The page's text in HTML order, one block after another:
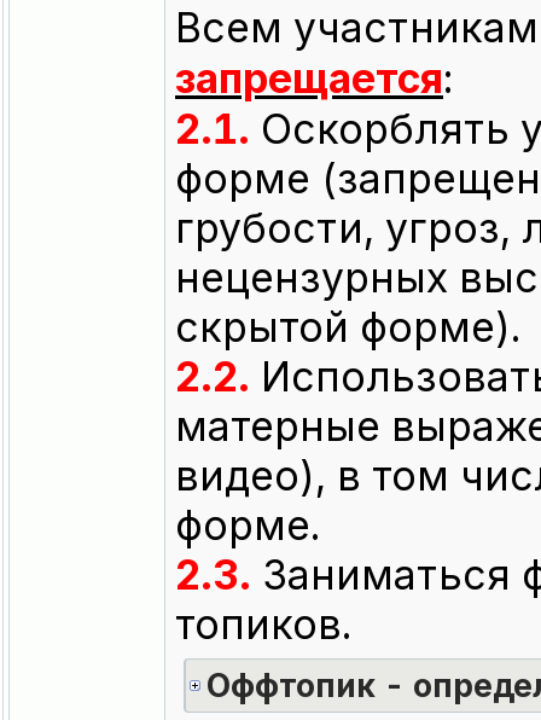
Всем
запрещается:
2.1. Оскорблять
форме
грубости,
нецензурных
скрытой форме).
2.2.
матерные
видео), в том
форме.
2.3. Заниматься
топиков.
Оффтопик -